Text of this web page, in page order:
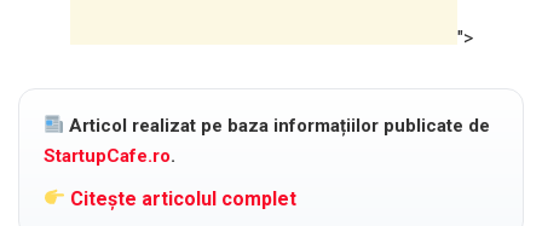
">
Articol realizat pe baza informațiilor publicate de
StartupCafe.ro.
Citește articolul complet